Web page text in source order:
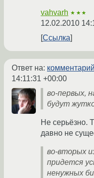
vahvarh ★★★
12.02.2010
Ссылка
Ответ на: комментарий
14:11:31 +00:00
во-первых,
будут
Не серьёзно.
давно не
во-вторых
придется
ненужных